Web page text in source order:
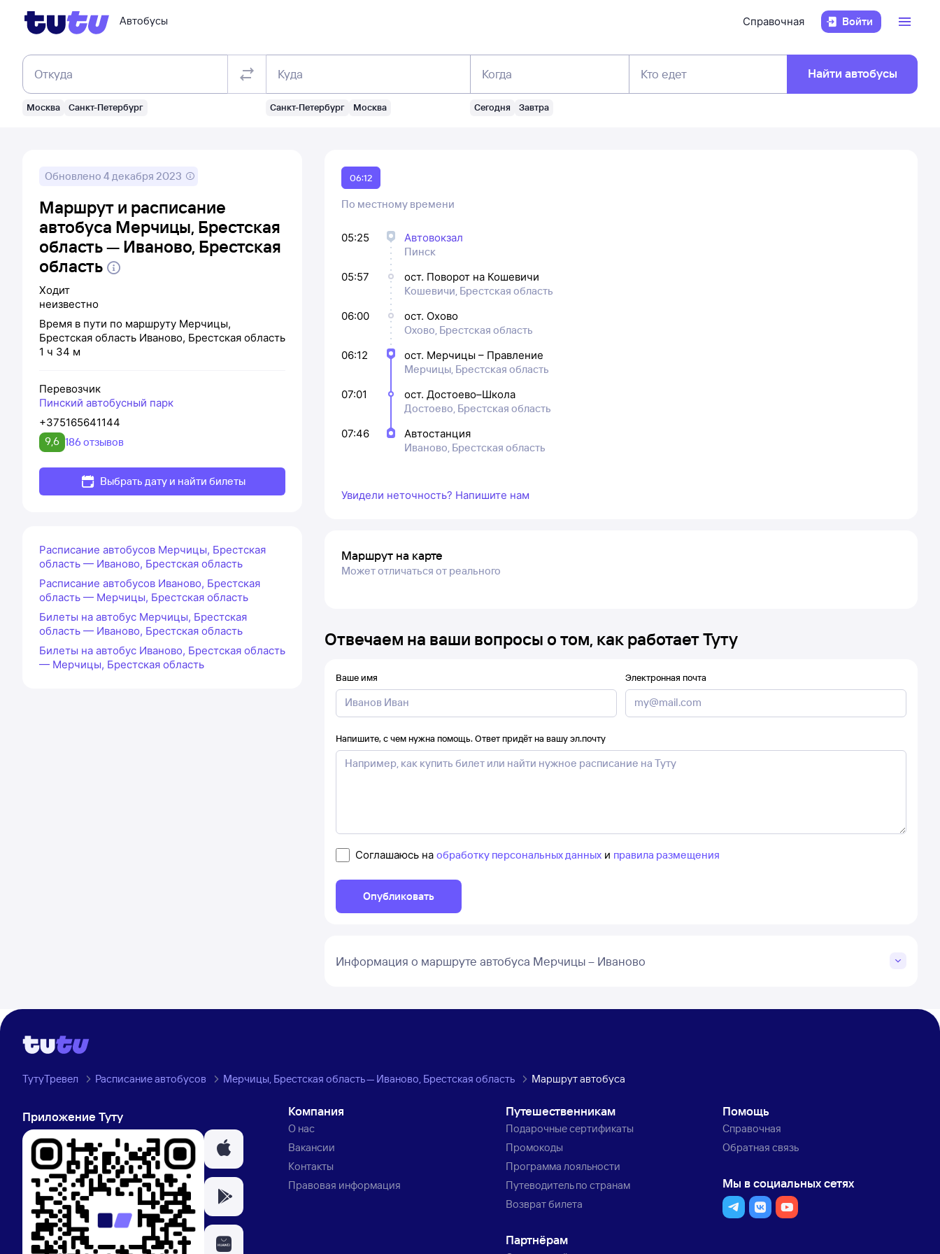
Автобусы Справочная Войти
Откуда
Москва Санкт-Петербург
Куда
Санкт-Петербург Москва
Когда
Сегодня Завтра
Кто едет Найти автобусы
Обновлено 4 декабря 2023
Маршрут и расписание
автобуса Мерчицы, Брестская
область — Иваново, Брестская
область
Ходит
неизвестно
Время в пути по маршруту Мерчицы,
Брестская область Иваново, Брестская область
1 ч 34 м
Перевозчик
Пинский автобусный парк
+375165641144
9,6 186 отзывов
Выбрать дату и найти билеты
06:12
По местному времени
05:25
Автовокзал
Пинск
05:57
ост. Поворот на Кошевичи
Кошевичи, Брестская область
06:00
ост. Охово
Охово, Брестская область
06:12
ост. Мерчицы – Правление
Мерчицы, Брестская область
07:01
ост. Достоево–Школа
Достоево, Брестская область
07:46
Автостанция
Иваново, Брестская область
Увидели неточность? Напишите нам
Маршрут на карте
Может отличаться от реального
Отвечаем на ваши вопросы о том, как работает Туту
Ваше имя Электронная почта
Напишите, с чем нужна помощь. Ответ придёт на вашу эл.почту
Соглашаюсь на обработку персональных данных и правила размещения
Опубликовать
Информация о маршруте автобуса Мерчицы – Иваново
Расписание автобусов Мерчицы, Брестская
область — Иваново, Брестская область
Расписание автобусов Иваново, Брестская
область — Мерчицы, Брестская область
Билеты на автобус Мерчицы, Брестская
область — Иваново, Брестская область
Билеты на автобус Иваново, Брестская область
— Мерчицы, Брестская область
ТутуТревел Расписание автобусов Мерчицы, Брестская область — Иваново, Брестская область Маршрут автобуса
Приложение Туту Компания
О нас
Вакансии
Контакты
Правовая информация
Путешественникам
Подарочные сертификаты
Промокоды
Программа лояльности
Путеводитель по странам
Возврат билета
Партнёрам
Помощь
Справочная
Обратная связь
Мы в социальных сетях